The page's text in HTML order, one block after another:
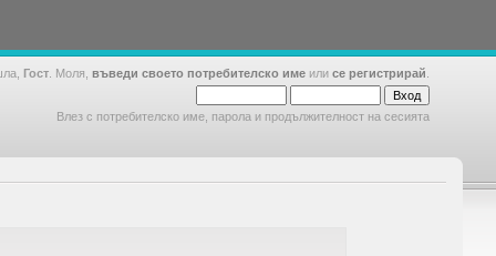
Гост . Моля, въведи своето потребителско име или се регистрирай
Влез с потребителско име, парола и продължителност на сесията